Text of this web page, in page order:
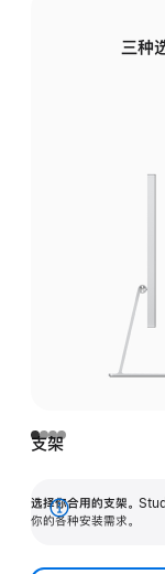
三种
支架
选择你合用的支架。
你的各种安装需求。
展